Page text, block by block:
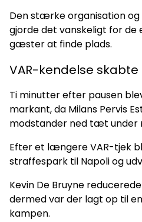
Den stærke organisation
gjorde det vanskeligt for
gæster at finde plads.
VAR-kendelse
Ti minutter efter pausen
markant, da Milans Pervis
modstander ned tæt under
Efter et længere VAR-tjek
straffespark til Napoli og
Kevin De Bruyne
dermed var der lagt op til
kampen.